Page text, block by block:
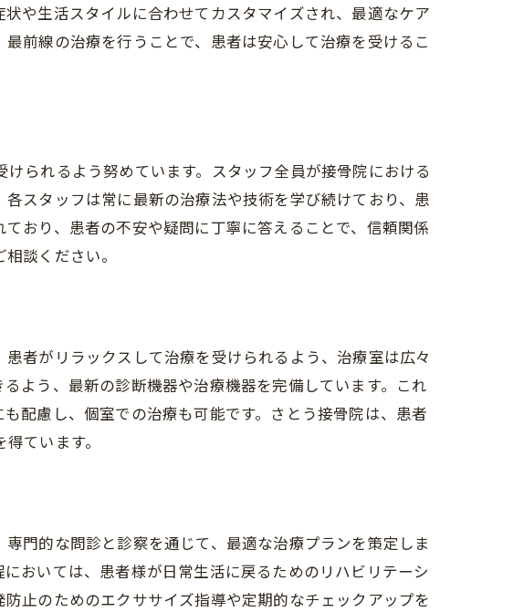
スタマイズ治療
や生活スタイルに合わせてカスタマイズされ、最適なケア
前線の治療を行うことで、患者は安心して治療を受けるこ
られるよう努めています。スタッフ全員が接骨院における
スタッフは常に最新の治療法や技術を学び続けており、患
おり、患者の不安や疑問に丁寧に答えることで、信頼関係
談ください。
者がリラックスして治療を受けられるよう、治療室は広々
よう、最新の診断機器や治療機器を完備しています。これ
配慮し、個室での治療も可能です。さとう接骨院は、患者
ています。
門的な問診と診察を通じて、最適な治療プランを策定しま
おいては、患者様が日常生活に戻るためのリハビリテーシ
止のためのエクササイズ指導や定期的なチェックアップを